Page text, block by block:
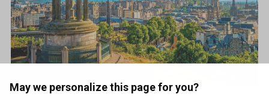
May we personalize this page for you?